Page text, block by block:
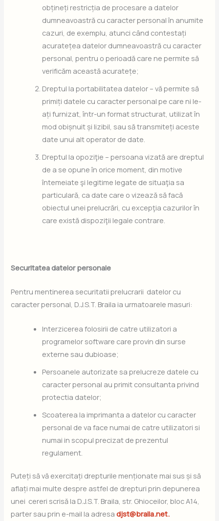
obțineți restricția de procesare a datelor
dumneavoastră cu caracter personal în anumite
cazuri, de exemplu, atunci când contestați
acuratețea datelor dumneavoastră cu caracter
personal, pentru o perioadă care ne permite să
verificăm această acuratețe;
Dreptul la portabilitatea datelor – vă permite să
primiți datele cu caracter personal pe care ni le-
ați furnizat, într-un format structurat, utilizat în
mod obișnuit și lizibil, sau să transmiteți aceste
date unui alt operator de date.
Dreptul la opoziţie – persoana vizată are dreptul
de a se opune în orice moment, din motive
întemeiate şi legitime legate de situaţia sa
particulară, ca date care o vizează să facă
obiectul unei prelucrări, cu excepţia cazurilor în
care există dispoziţii legale contrare.
Securitatea datelor personale
Pentru mentinerea securitatii prelucrarii datelor cu
caracter personal, D.J.S.T. Braila ia urmatoarele masuri:
Interzicerea folosirii de catre utilizatori a
programelor software care provin din surse
externe sau dubioase;
Persoanele autorizate sa prelucreze datele cu
caracter personal au primit consultanta privind
protectia datelor;
Scoaterea la imprimanta a datelor cu caracter
personal de va face numai de catre utilizatori si
numai in scopul precizat de prezentul
regulament.
Puteți să vă exercitați drepturile menționate mai sus și să
aflați mai multe despre astfel de drepturi prin depunerea
unei cereri scrisă la D.J.S.T. Braila, str. Ghioceilor, bloc A14,
parter sau prin e-mail la adresadjst@braila.net.